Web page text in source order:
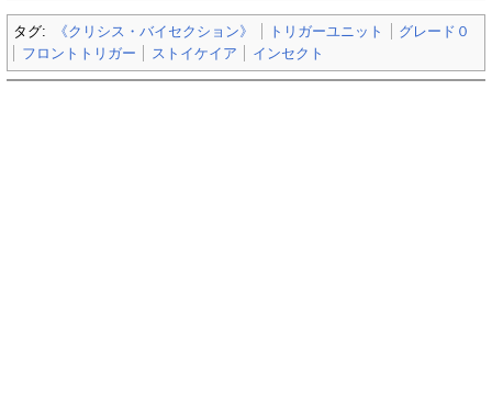
タグ: 《クリシス・バイセクション》 トリガーユニット
グレード０
フロントトリガー
ストイケイア インセクト